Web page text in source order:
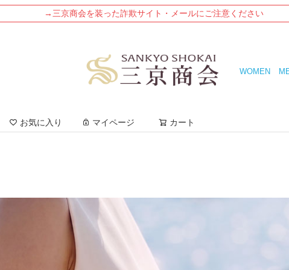
→三京商会を装った詐欺サイト・メールにご注意ください
WOMEN
お気に入り マイページ カート